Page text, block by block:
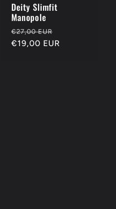
Deity Slimfit
Manopole
Prezzo
di
€27,00 EUR
scontato
€19,00 EUR